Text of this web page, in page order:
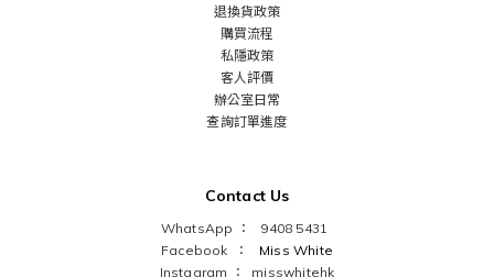
退換貨政策
購買流程
私隱政策
客人評價
辦公室日常
查詢訂單進度
Contact Us
WhatsApp ： 9408 5431
Facebook ： Miss White
Instagram ： misswhitehk